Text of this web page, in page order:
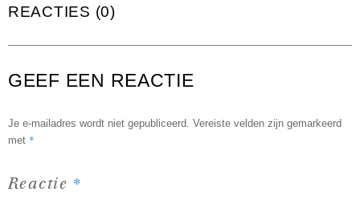
REACTIES (0)
GEEF EEN REACTIE
Je e-mailadres wordt niet gepubliceerd. Vereiste velden zijn gemarkeerd
met *
Reactie *